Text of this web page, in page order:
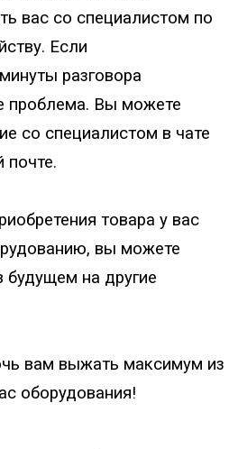
вас со специалистом по
Если
разговора
проблема. Вы можете
со специалистом в чате
почте.
товара у вас
вы можете
будущем на другие
вам выжать максимум из
оборудования!